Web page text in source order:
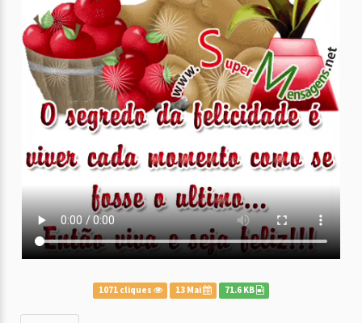
1071 cliques 13 Mai 71.6 KB